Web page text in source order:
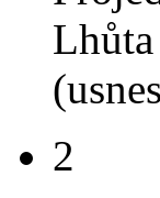
2